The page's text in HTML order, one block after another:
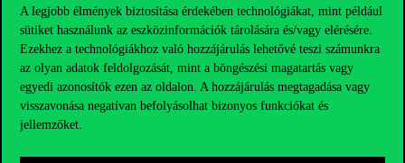
A legjobb élmények biztosítása érdekében technológiákat, mint például
sütiket használunk az eszközinformációk tárolására és/vagy elérésére.
Ezekhez a technológiákhoz való hozzájárulás lehetővé teszi számunkra
az olyan adatok feldolgozását, mint a böngészési magatartás vagy
egyedi azonosítók ezen az oldalon. A hozzájárulás megtagadása vagy
visszavonása negatívan befolyásolhat bizonyos funkciókat és
jellemzőket.